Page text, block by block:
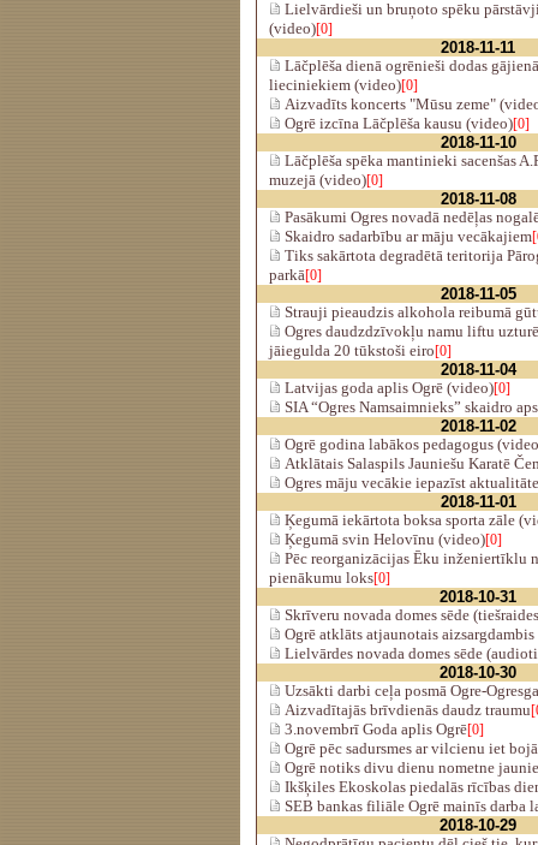
Lielvārdieši un bruņoto spēku
(video)[0]
2018-11-11
Lāčplēša dienā ogrēnieši dodas
lieciniekiem (video)[0]
Aizvadīts koncerts "Mūsu zeme"
Ogrē izcīna Lāčplēša kausu (video)[0]
2018-11-10
Lāčplēša spēka mantinieki sacenšas
muzejā (video)[0]
2018-11-08
Pasākumi Ogres novadā nedēļas
Skaidro sadarbību ar māju vecākajiem
Tiks sakārtota degradētā teritorija
parkā[0]
2018-11-05
Strauji pieaudzis alkohola reibumā
Ogres daudzdzīvokļu namu liftu
jāiegulda 20 tūkstoši eiro[0]
2018-11-04
Latvijas goda aplis Ogrē (video)[0]
SIA “Ogres Namsaimnieks” skaidro
2018-11-02
Ogrē godina labākos pedagogus
Atklātais Salaspils Jauniešu Karatē
Ogres māju vecākie iepazīst
2018-11-01
Ķegumā iekārtota boksa sporta zāle
Ķegumā svin Helovīnu (video)[0]
Pēc reorganizācijas Ēku inženiertīklu
pienākumu loks[0]
2018-10-31
Skrīveru novada domes sēde
Ogrē atklāts atjaunotais
Lielvārdes novada domes sēde
2018-10-30
Uzsākti darbi ceļa posmā Ogre-
Aizvadītajās brīvdienās daudz traumu
3.novembrī Goda aplis Ogrē[0]
Ogrē pēc sadursmes ar vilcienu iet
Ogrē notiks divu dienu nometne
Ikšķiles Ekoskolas piedalās rīcības
SEB bankas filiāle Ogrē mainīs darba
2018-10-29